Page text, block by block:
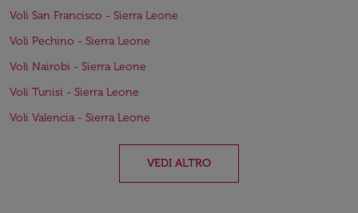
Voli San Francisco - Sierra Leone
Voli Pechino - Sierra Leone
Voli Nairobi - Sierra Leone
Voli Tunisi - Sierra Leone
Voli Valencia - Sierra Leone
VEDI ALTRO